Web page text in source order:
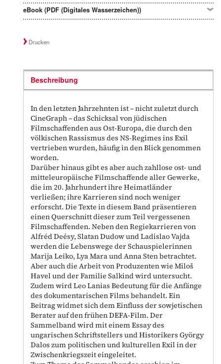
eBook (PDF (Digitales Wasserzeichen))
Drucken
Beschreibung
In den letzten Jahrzehnten ist – nicht zuletzt durch
CineGraph – das Schicksal von jüdischen
Filmschaffenden aus Ost-Europa, die durch den
völkischen Rassismus des NS-Regimes ins Exil
vertrieben wurden, häufig in den Blick genommen
worden.
Darüber hinaus gibt es aber auch zahllose ost- und
mitteleuropäische Filmschaffende aller Gewerke,
die im 20. Jahrhundert ihre Heimatländer
verließen; ihre Karrieren sind noch weniger
erforscht. Die Texte in diesem Band präsentieren
einen Querschnitt dieser zum Teil vergessenen
Filmschaffenden. Neben den Regiekarrieren von
Alfréd Deésy, Slatan Dudow und Ladislao Vajda
werden die Lebenswege der Schauspielerinnen
Marija Leiko, Lya Mara und Anna Sten betrachtet.
Aber auch die Arbeit von Produzenten wie Miloš
Havel und der Familie Salkind wird untersucht.
Zudem wird Leo Lanias Bedeutung für die Anfänge
des dokumentarischen Films behandelt. Ein
Beitrag widmet sich dem Einfluss der sowjetischen
Berater auf den frühen DEFA-Film. Der
Sammelband wird mit einem Essay des
ungarischen Schriftstellers und Historikers György
Dalos zum politischen und kulturellen Exil in der
Zwischenkriegszeit eingeleitet.